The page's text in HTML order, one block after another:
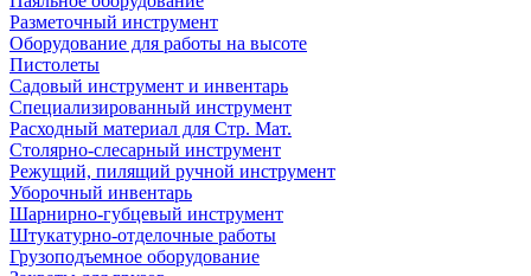
Разметочный инструмент
Оборудование для работы на высоте
Пистолеты
Садовый инструмент и инвентарь
Специализированный инструмент
Расходный материал для Стр. Мат.
Столярно-слесарный инструмент
Режущий, пилящий ручной инструмент
Уборочный инвентарь
Шарнирно-губцевый инструмент
Штукатурно-отделочные работы
Грузоподъемное оборудование